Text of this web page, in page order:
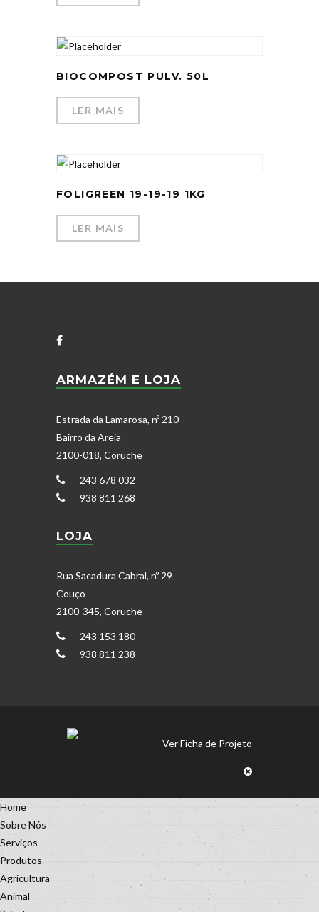
BIOCOMPOST PULV. 50L
LER MAIS
FOLIGREEN 19-19-19 1KG
LER MAIS
ARMAZÉM E LOJA
Estrada da Lamarosa, nº 210
Bairro da Areia
2100-018, Coruche
243 678 032
938 811 268
LOJA
Rua Sacadura Cabral, nº 29
Couço
2100-345, Coruche
243 153 180
938 811 238
Ver Ficha de Projeto
Home
Sobre Nós
Serviços
Produtos
Agricultura
Animal